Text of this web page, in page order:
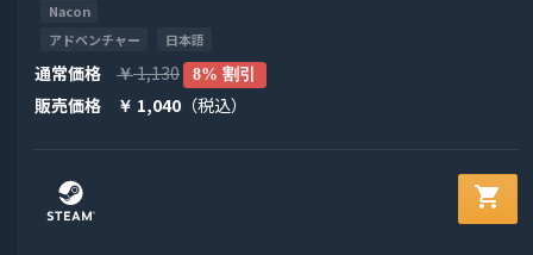
Nacon
アドベンチャー
日本語
通常価格 ￥1,130 8% 割引
販売価格 ￥ 1,040 （税込）
shopping_cart